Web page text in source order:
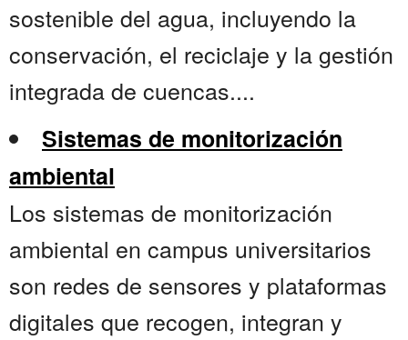
sostenible del agua, incluyendo la
conservación, el reciclaje y la gestión
integrada de cuencas....
Sistemas de monitorización
ambiental
Los sistemas de monitorización
ambiental en campus universitarios
son redes de sensores y plataformas
digitales que recogen, integran y